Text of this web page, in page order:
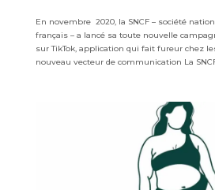
En novembre 2020, la SNCF – société
français – a lancé sa toute nouvelle
sur TikTok, application qui fait fureur chez
nouveau vecteur de communication La